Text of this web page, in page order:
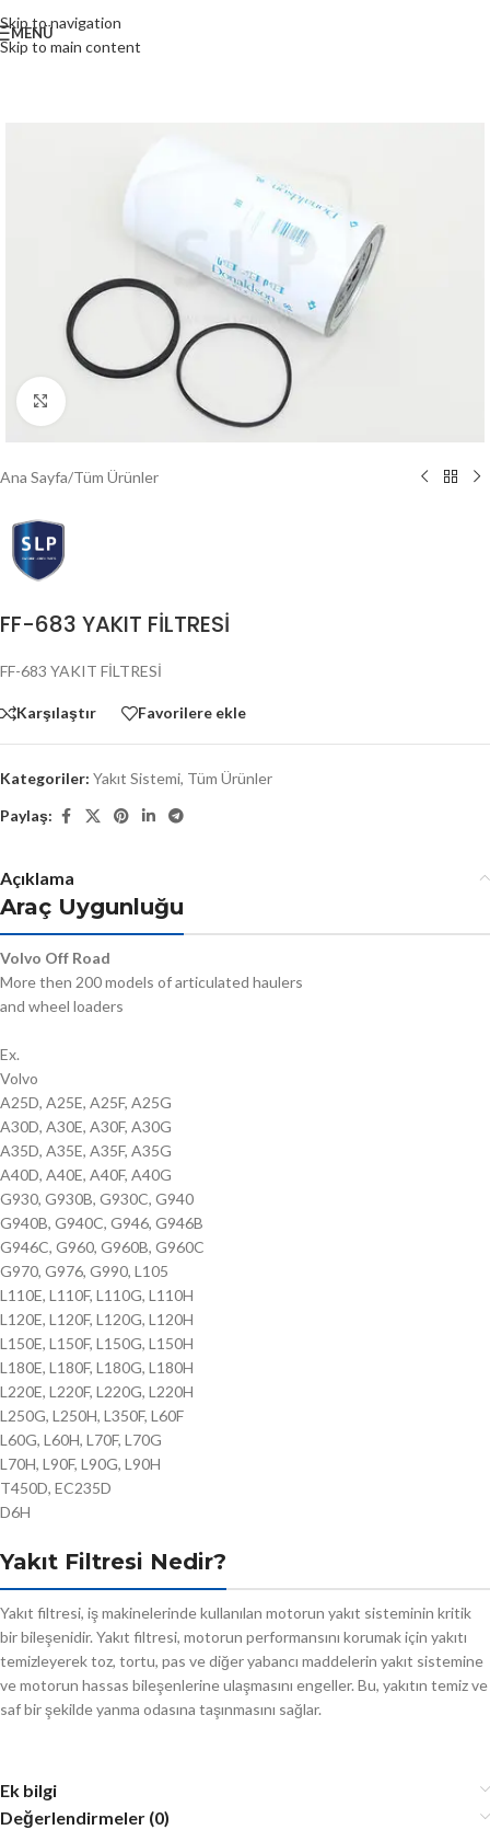
Skip to navigation
Skip to main content
MENÜ
Büyütmek için tıklayın
Ana Sayfa/Tüm Ürünler
FF-683 YAKIT FİLTRESİ
FF-683 YAKIT FİLTRESİ
Karşılaştır Favorilere ekle
Kategoriler: Yakıt Sistemi, Tüm Ürünler
Paylaş:
Açıklama
Araç Uygunluğu
Volvo Off Road
More then 200 models of articulated haulers
and wheel loaders
Ex.
Volvo
A25D, A25E, A25F, A25G
A30D, A30E, A30F, A30G
A35D, A35E, A35F, A35G
A40D, A40E, A40F, A40G
G930, G930B, G930C, G940
G940B, G940C, G946, G946B
G946C, G960, G960B, G960C
G970, G976, G990, L105
L110E, L110F, L110G, L110H
L120E, L120F, L120G, L120H
L150E, L150F, L150G, L150H
L180E, L180F, L180G, L180H
L220E, L220F, L220G, L220H
L250G, L250H, L350F, L60F
L60G, L60H, L70F, L70G
L70H, L90F, L90G, L90H
T450D, EC235D
D6H
Yakıt Filtresi Nedir?
Yakıt filtresi, iş makinelerinde kullanılan motorun yakıt sisteminin kritik
bir bileşenidir. Yakıt filtresi, motorun performansını korumak için yakıtı
temizleyerek toz, tortu, pas ve diğer yabancı maddelerin yakıt sistemine
ve motorun hassas bileşenlerine ulaşmasını engeller. Bu, yakıtın temiz ve
saf bir şekilde yanma odasına taşınmasını sağlar.
Ek bilgi
Değerlendirmeler (0)